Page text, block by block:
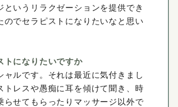
というリラクゼーションを提供でき
のでセラピストになりたいなと思い
トになりたいですか
ャルです。それは最近に気付きまし
トレスや愚痴に耳を傾けて聞き、時
らせてもらったりマッサージ以外で